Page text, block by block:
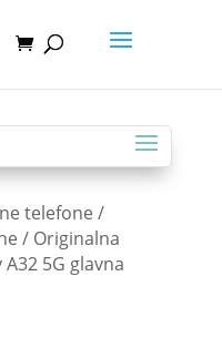
telefone /
/ Originalna
5G glavna